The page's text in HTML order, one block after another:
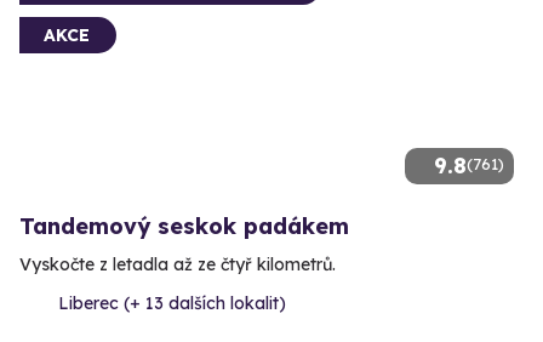
9.8(761)
AKCE
Tandemový seskok padákem
Vyskočte z letadla až ze čtyř kilometrů.
Liberec (+ 13 dalších lokalit)